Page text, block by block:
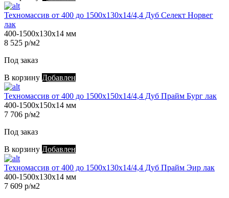
Техномассив от 400 до 1500х130х14/4,4 Дуб Селект Норвег
лак
400-1500х130х14 мм
8 525 р/м2
Под заказ
В корзину Добавлен
Техномассив от 400 до 1500х150х14/4,4 Дуб Прайм Бург лак
400-1500х150х14 мм
7 706 р/м2
Под заказ
В корзину Добавлен
Техномассив от 400 до 1500х130х14/4,4 Дуб Прайм Эир лак
400-1500х130х14 мм
7 609 р/м2